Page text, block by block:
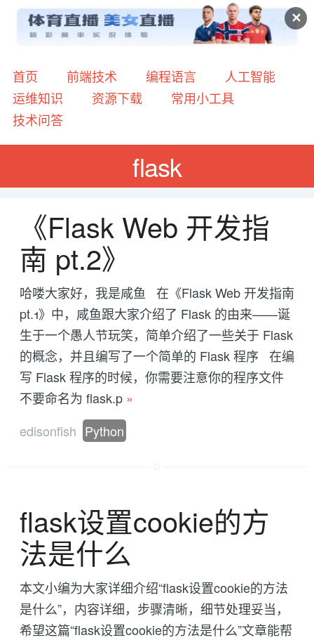
✕
首页 前端技术 编程语言
人工智能
运维知识
资源下载
常用小工具
技术问答
flask
《Flask Web 开发指
南 pt.2》
哈喽大家好，我是咸鱼 在《Flask Web 开发指南
pt.1》中，咸鱼跟大家介绍了 Flask 的由来——诞
生于一个愚人节玩笑，简单介绍了一些关于 Flask
的概念，并且编写了一个简单的 Flask 程序 在编
写 Flask 程序的时候，你需要注意你的程序文件
不要命名为 flask.p »
edisonfish Python
flask设置cookie的方
法是什么
本文小编为大家详细介绍“flask设置cookie的方法
是什么”，内容详细，步骤清晰，细节处理妥当，
希望这篇“flask设置cookie的方法是什么”文章能帮